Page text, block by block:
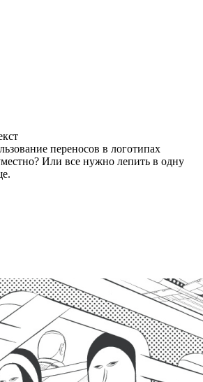
переносов в логотипах
Или все нужно лепить в одну